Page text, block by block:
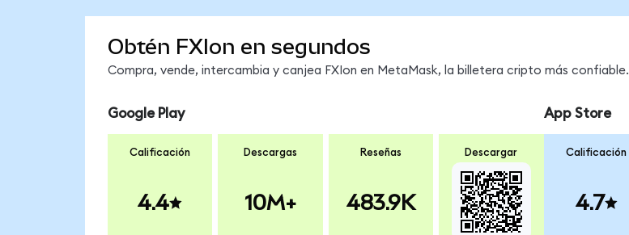
Obtén FXIon en segundos
Compra, vende, intercambia y canjea FXIon en MetaMask, la billetera cripto más confiable.
Google Play
Calificación
4.4
Descargas
10M+
Reseñas
483.9K
Descargar
App Store
Calificación
4.7